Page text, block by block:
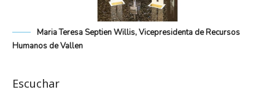
Maria Teresa Septien Willis, Vicepresidenta de Recursos
Humanos de Vallen
Escuchar